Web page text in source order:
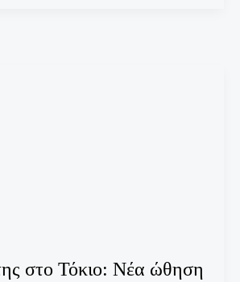
στο Τόκιο: Νέα ώθηση